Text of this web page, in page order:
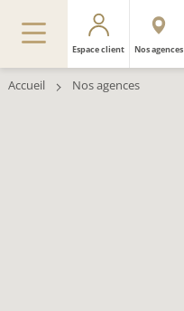
Espace client Nos agences
Accueil Nos agences